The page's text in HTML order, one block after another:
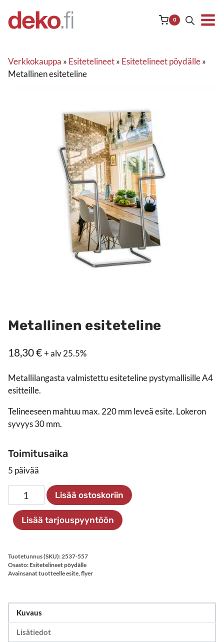
sisältöön
0
Verkkokauppa » Esitetelineet» Esitetelineet pöydälle»
Metallinen esiteteline
Metallinen esiteteline
18,30€+ alv 25.5%
Metallilangasta valmistettu esiteteline pystymallisille A4
esitteille.
Telineeseen mahtuu max. 220 mm leveä esite. Lokeron
syvyys 30 mm.
Toimitusaika
5 päivää
Metallinen
esiteteline
määrä
Lisää ostoskoriin
Lisää tarjouspyyntöön
Tuotetunnus (SKU): 2537-557
Osasto: Esitetelineet pöydälle
Avainsanat tuotteelleesite flyer
Kuvaus
Lisätiedot